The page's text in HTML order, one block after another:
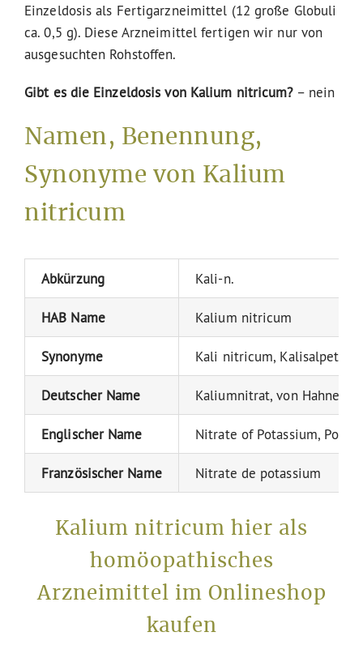
Einzeldosis als Fertigarzneimittel (12 große Globuli
ca. 0,5 g). Diese Arzneimittel fertigen wir nur von
ausgesuchten Rohstoffen.
Gibt es die Einzeldosis von Kalium nitricum?– nein
Namen, Benennung,
Synonyme von Kalium
nitricum
Abkürzung Kali-n.
HAB Name Kalium nitricum
Synonyme Kali nitricum, Kalisalpeter,
Deutscher Name Kaliumnitrat, von
Englischer Name Nitrate of Potassium,
Französischer Name Nitrate de potassium
Kalium nitricum hier als
homöopathisches
Arzneimittel im Onlineshop
kaufen